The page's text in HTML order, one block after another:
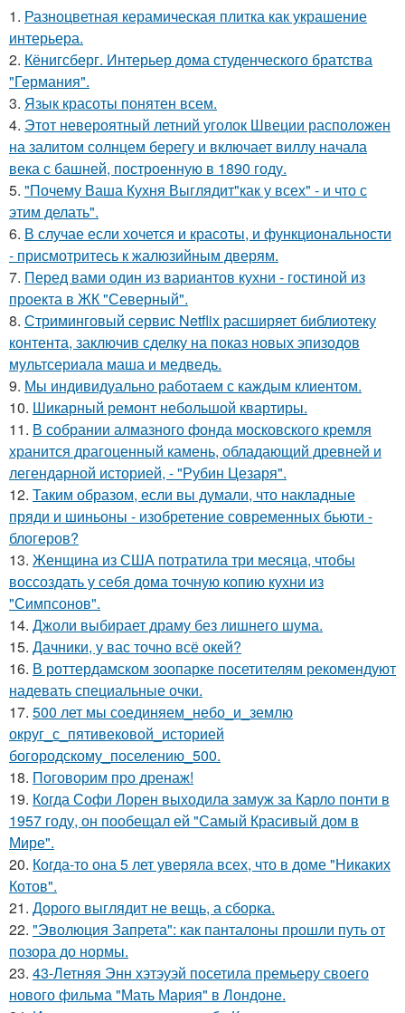
1. Разноцветная керамическая плитка как украшение
интерьера.
2. Кёнигсберг. Интерьер дома студенческого братства
"Германия".
3. Язык красоты понятен всем.
4. Этот невероятный летний уголок Швеции расположен
на залитом солнцем берегу и включает виллу начала
века с башней, построенную в 1890 году.
5. "Почему Ваша Кухня Выглядит"как у всех" - и что с
этим делать".
6. В случае если хочется и красоты, и функциональности
- присмотритесь к жалюзийным дверям.
7. Перед вами один из вариантов кухни - гостиной из
проекта в ЖК "Северный".
8. Стриминговый сервис Netflix расширяет библиотеку
контента, заключив сделку на показ новых эпизодов
мультсериала маша и медведь.
9. Мы индивидуально работаем с каждым клиентом.
10. Шикарный ремонт небольшой квартиры.
11. В собрании алмазного фонда московского кремля
хранится драгоценный камень, обладающий древней и
легендарной историей, - "Рубин Цезаря".
12. Таким образом, если вы думали, что накладные
пряди и шиньоны - изобретение современных бьюти -
блогеров?
13. Женщина из США потратила три месяца, чтобы
воссоздать у себя дома точную копию кухни из
"Симпсонов".
14. Джоли выбирает драму без лишнего шума.
15. Дачники, у вас точно всё окей?
16. В роттердамском зоопарке посетителям рекомендуют
надевать специальные очки.
17. 500 лет мы соединяем_небо_и_землю
округ_с_пятивековой_историей
богородскому_поселению_500.
18. Поговорим про дренаж!
19. Когда Софи Лорен выходила замуж за Карло понти в
1957 году, он пообещал ей "Самый Красивый дом в
Мире".
20. Когда-то она 5 лет уверяла всех, что в доме "Никаких
Котов".
21. Дорого выглядит не вещь, а сборка.
22. "Эволюция Запрета": как панталоны прошли путь от
позора до нормы.
23. 43-Летняя Энн хэтэуэй посетила премьеру своего
нового фильма "Мать Мария" в Лондоне.